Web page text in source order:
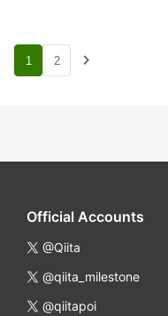
1 2 navigate_next
Official Accounts
@Qiita
@qiita_milestone
@qiitapoi